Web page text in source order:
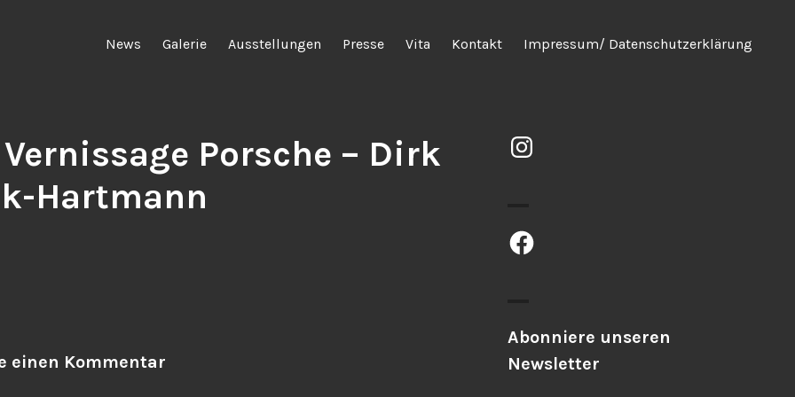
News Galerie Ausstellungen Presse Vita Kontakt Impressum/ Datenschutzerklärung
Vernissage Porsche – Dirk
Hartmann
einen Kommentar
Instagram
Facebook
Abonniere unseren
Newsletter